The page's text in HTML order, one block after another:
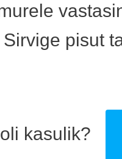
pisut
kasulik?